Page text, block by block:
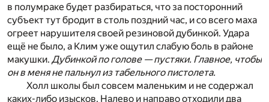
в полумраке будет разбираться, что за посторонний
субъект тут бродит в столь поздний час, и со всего маха
огреет нарушителя своей резиновой дубинкой. Удара
ещё не было, а Клим уже ощутил слабую боль в районе
макушки. Дубинкой по голове — пустяки. Главное, чтобы
он в меня не пальнул из табельного пистолета.
Холл школы был совсем маленьким и не содержал
каких-либо изысков. Налево и направо отходили два